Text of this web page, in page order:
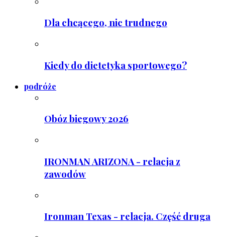
Dla chcącego, nic trudnego
Kiedy do dietetyka sportowego?
podróże
Obóz biegowy 2026
IRONMAN ARIZONA - relacja z
zawodów
Ironman Texas - relacja. Część druga